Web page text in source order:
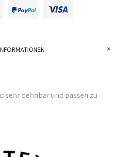
sehr dehnbar und passen zu